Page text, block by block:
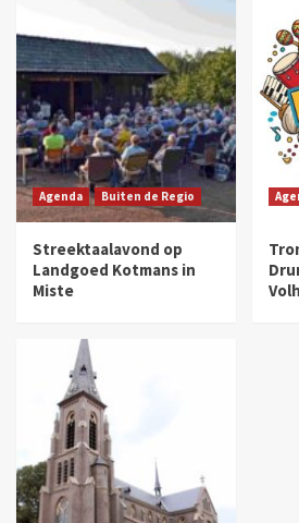
Agenda Buiten de Regio
Streektaalavond op
Landgoed Kotmans in
Miste